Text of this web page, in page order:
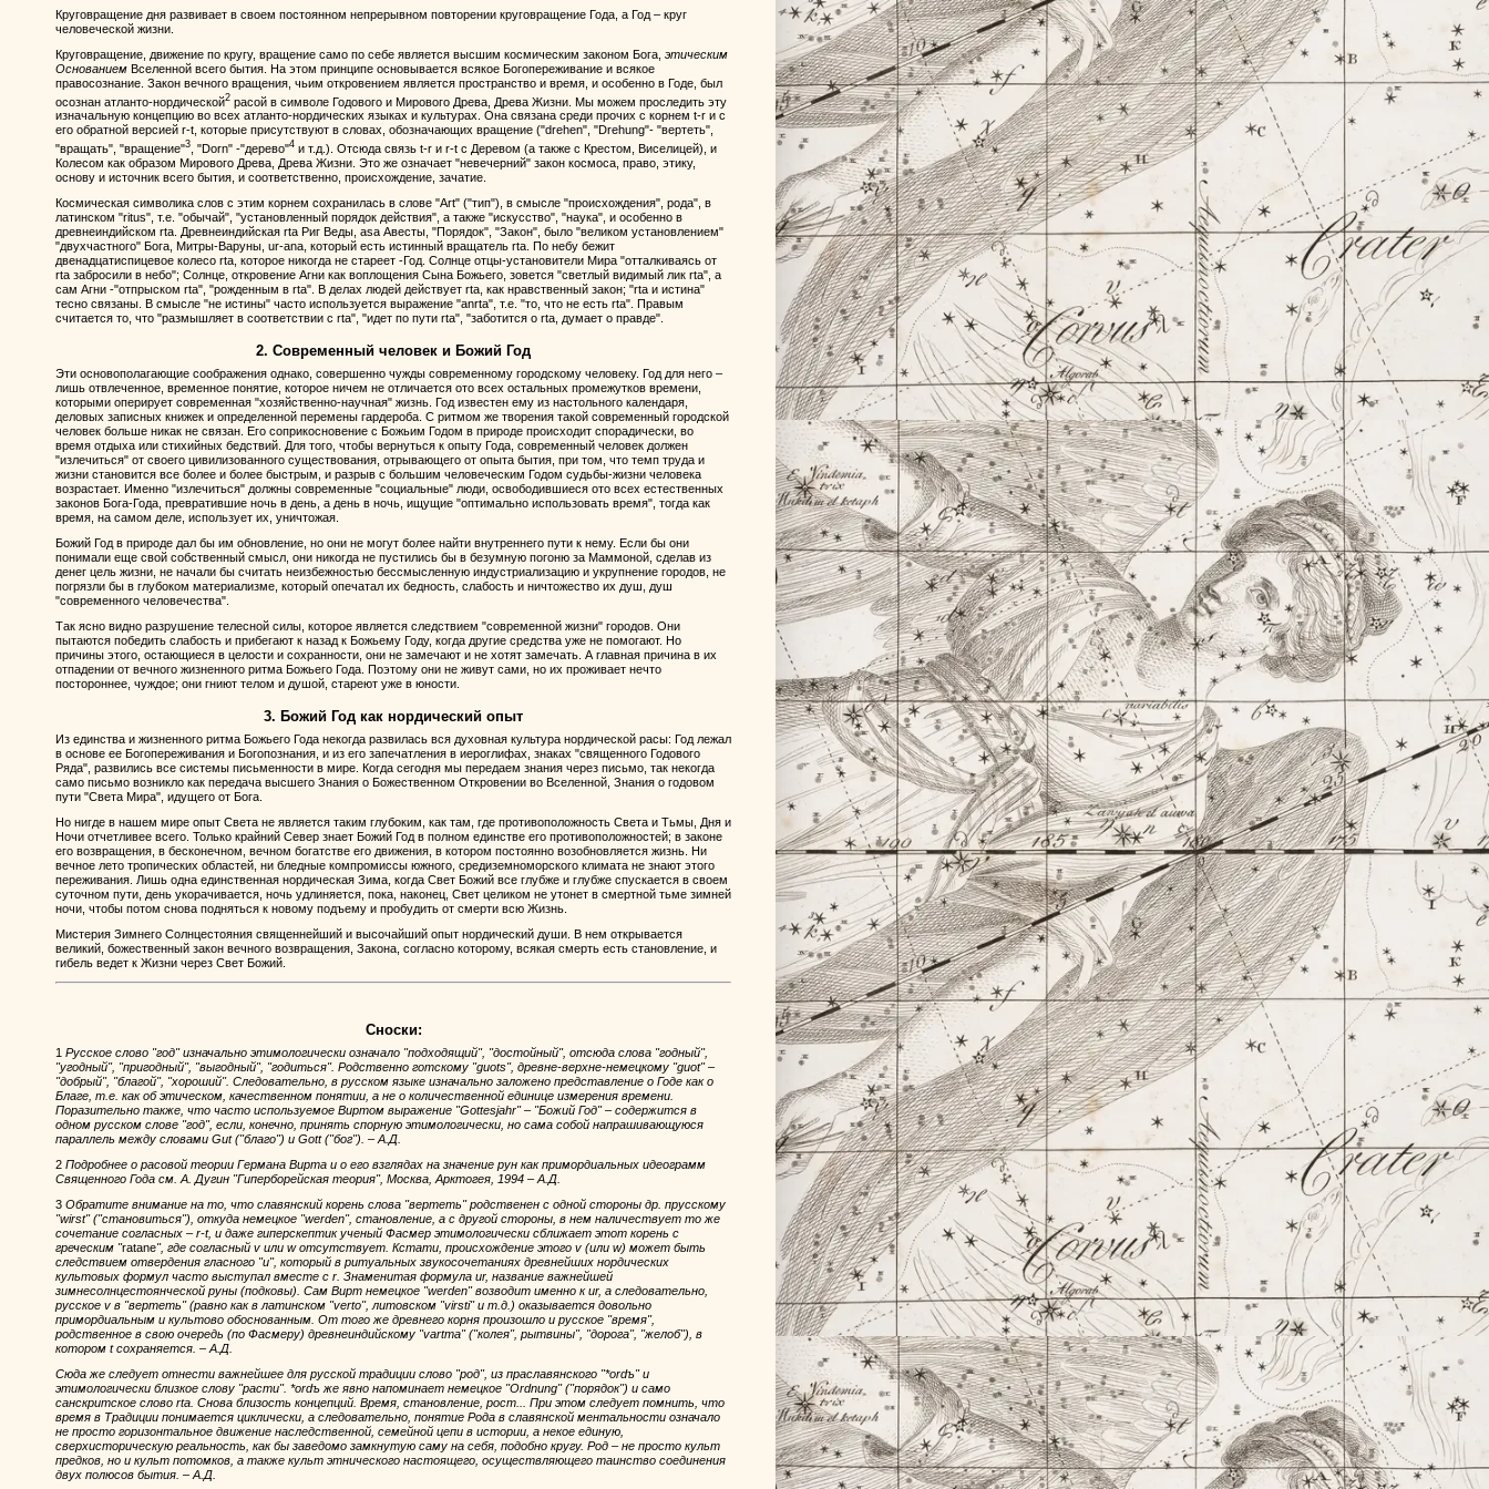
Круговращение дня развивает в своем постоянном непрерывном повторении круговращение Года, а Год – круг
человеческой жизни.
Круговращение, движение по кругу, вращение само по себе является высшим космическим законом Бога, этическим
Основанием Вселенной всего бытия. На этом принципе основывается всякое Богопереживание и всякое
правосознание. Закон вечного вращения, чьим откровением является пространство и время, и особенно в Годе, был
осознан атланто-нордической2 расой в символе Годового и Мирового Древа, Древа Жизни. Мы можем проследить эту
изначальную концепцию во всех атланто-нордических языках и культурах. Она связана среди прочих с корнем t-r и с
его обратной версией r-t, которые присутствуют в словах, обозначающих вращение ("drehen", "Drehung"- "вертеть",
"вращать", "вращение"3 , "Dorn" -"дерево"4 и т.д.). Отсюда связь t-r и r-t с Деревом (а также с Крестом, Виселицей), и
Колесом как образом Мирового Древа, Древа Жизни. Это же означает "невечерний" закон космоса, право, этику,
основу и источник всего бытия, и соответственно, происхождение, зачатие.
Космическая символика слов с этим корнем сохранилась в слове "Art" ("тип"), в смысле "происхождения", рода", в
латинском "ritus", т.е. "обычай", "установленный порядок действия", а также "искусство", "наука", и особенно в
древнеиндийском rta. Древнеиндийская rta Риг Веды, asa Авесты, "Порядок", "Закон", было "великом установлением"
"двухчастного" Бога, Митры-Варуны, ur-ana, который есть истинный вращатель rta. По небу бежит
двенадцатиспицевое колесо rta, которое никогда не стареет -Год. Солнце отцы-установители Мира "отталкиваясь от
rta забросили в небо"; Солнце, откровение Агни как воплощения Сына Божьего, зовется "светлый видимый лик rta", а
сам Агни -"отпрыском rta", "рожденным в rta". В делах людей действует rta, как нравственный закон; "rta и истина"
тесно связаны. В смысле "не истины" часто используется выражение "anrta", т.е. "то, что не есть rta". Правым
считается то, что "размышляет в соответствии с rta", "идет по пути rta", "заботится о rta, думает о правде".
2. Современный человек и Божий Год
Эти основополагающие соображения однако, совершенно чужды современному городскому человеку. Год для него –
лишь отвлеченное, временное понятие, которое ничем не отличается ото всех остальных промежутков времени,
которыми оперирует современная "хозяйственно-научная" жизнь. Год известен ему из настольного календаря,
деловых записных книжек и определенной перемены гардероба. С ритмом же творения такой современный городской
человек больше никак не связан. Его соприкосновение с Божьим Годом в природе происходит спорадически, во
время отдыха или стихийных бедствий. Для того, чтобы вернуться к опыту Года, современный человек должен
"излечиться" от своего цивилизованного существования, отрывающего от опыта бытия, при том, что темп труда и
жизни становится все более и более быстрым, и разрыв с большим человеческим Годом судьбы-жизни человека
возрастает. Именно "излечиться" должны современные "социальные" люди, освободившиеся ото всех естественных
законов Бога-Года, превратившие ночь в день, а день в ночь, ищущие "оптимально использовать время", тогда как
время, на самом деле, использует их, уничтожая.
Божий Год в природе дал бы им обновление, но они не могут более найти внутреннего пути к нему. Если бы они
понимали еще свой собственный смысл, они никогда не пустились бы в безумную погоню за Маммоной, сделав из
денег цель жизни, не начали бы считать неизбежностью бессмысленную индустриализацию и укрупнение городов, не
погрязли бы в глубоком материализме, который опечатал их бедность, слабость и ничтожество их душ, душ
"современного человечества".
Так ясно видно разрушение телесной силы, которое является следствием "современной жизни" городов. Они
пытаются победить слабость и прибегают к назад к Божьему Году, когда другие средства уже не помогают. Но
причины этого, остающиеся в целости и сохранности, они не замечают и не хотят замечать. А главная причина в их
отпадении от вечного жизненного ритма Божьего Года. Поэтому они не живут сами, но их проживает нечто
постороннее, чуждое; они гниют телом и душой, стареют уже в юности.
3. Божий Год как нордический опыт
Из единства и жизненного ритма Божьего Года некогда развилась вся духовная культура нордической расы: Год лежал
в основе ее Богопереживания и Богопознания, и из его запечатления в иероглифах, знаках "священного Годового
Ряда", развились все системы письменности в мире. Когда сегодня мы передаем знания через письмо, так некогда
само письмо возникло как передача высшего Знания о Божественном Откровении во Вселенной, Знания о годовом
пути "Света Мира", идущего от Бога.
Но нигде в нашем мире опыт Света не является таким глубоким, как там, где противоположность Света и Тьмы, Дня и
Ночи отчетливее всего. Только крайний Север знает Божий Год в полном единстве его противоположностей; в законе
его возвращения, в бесконечном, вечном богатстве его движения, в котором постоянно возобновляется жизнь. Ни
вечное лето тропических областей, ни бледные компромиссы южного, средиземноморского климата не знают этого
переживания. Лишь одна единственная нордическая Зима, когда Свет Божий все глубже и глубже спускается в своем
суточном пути, день укорачивается, ночь удлиняется, пока, наконец, Свет целиком не утонет в смертной тьме зимней
ночи, чтобы потом снова подняться к новому подъему и пробудить от смерти всю Жизнь.
Мистерия Зимнего Солнцестояния священнейший и высочайший опыт нордический души. В нем открывается
великий, божественный закон вечного возвращения, Закона, согласно которому, всякая смерть есть становление, и
гибель ведет к Жизни через Свет Божий.
Сноски:
1 Русское слово "год" изначально этимологически означало "подходящий", "достойный", отсюда слова "годный",
"угодный", "пригодный", "выгодный", "годиться". Родственно готскому "guots", древне-верхне-немецкому "guot" –
"добрый", "благой", "хороший". Следовательно, в русском языке изначально заложено представление о Годе как о
Благе, т.е. как об этическом, качественном понятии, а не о количественной единице измерения времени.
Поразительно также, что часто используемое Виртом выражение "Gottesjahr" – "Божий Год" – содержится в
одном русском слове "год", если, конечно, принять спорную этимологически, но сама собой напрашивающуюся
параллель между словами Gut ("благо") и Gott ("бог"). – А.Д.
2 Подробнее о расовой теории Германа Вирта и о его взглядах на значение рун как примордиальных идеограмм
Священного Года см. А. Дугин "Гиперборейская теория", Москва, Арктогея, 1994 – А.Д.
3 Обратите внимание на то, что славянский корень слова "вертеть" родственен с одной стороны др. прусскому
"wirst" ("становиться"), откуда немецкое "werden", становление, а с другой стороны, в нем наличествует то же
сочетание согласных – r-t, и даже гиперскептик ученый Фасмер этимологически сближает этот корень с
греческим "ratane", где согласный v или w отсутствует. Кстати, происхождение этого v (или w) может быть
следствием отвердения гласного "u", который в ритуальных звукосочетаниях древнейших нордических
культовых формул часто выступал вместе с r. Знаменитая формула ur, название важнейшей
зимнесолнцестоянческой руны (подковы). Сам Вирт немецкое "werden" возводит именно к ur, а следовательно,
русское v в "вертеть" (равно как в латинском "verto", литовском "virsti" и т.д.) оказывается довольно
примордиальным и культово обоснованным. От того же древнего корня произошло и русское "время",
родственное в свою очередь (по Фасмеру) древнеиндийскому "vartma" ("колея", рытвины", "дорога", "желоб"), в
котором t сохраняется. – А.Д.
Сюда же следует отнести важнейшее для русской традиции слово "род", из праславянского "*ordъ" и
этимологически близкое слову "расти". *ordъ же явно напоминает немецкое "Ordnung" ("порядок") и само
санскритское слово rta. Снова близость концепций. Время, становление, рост... При этом следует помнить, что
время в Традиции понимается циклически, а следовательно, понятие Рода в славянской ментальности означало
не просто горизонтальное движение наследственной, семейной цепи в истории, а некое единую,
сверхисторическую реальность, как бы заведомо замкнутую саму на себя, подобно кругу. Род – не просто культ
предков, но и культ потомков, а также культ этнического настоящего, осуществляющего таинство соединения
двух полюсов бытия. – А.Д.